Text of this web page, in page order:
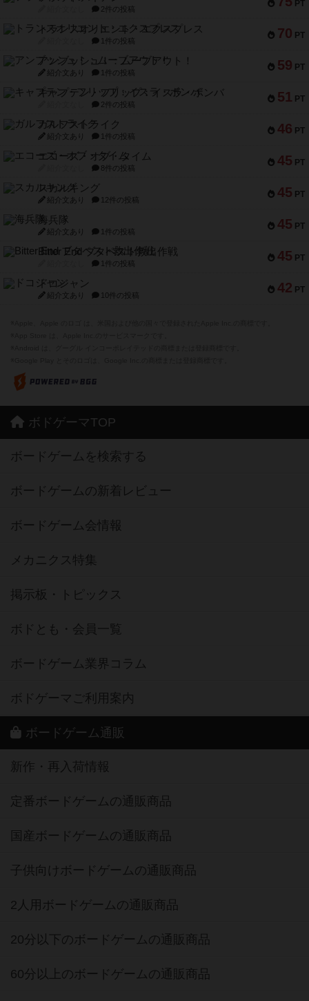
PT
2件の投稿
70 PT
トランスオリエント・エクスプレス
1件の投稿
59 PT
アンブッシュ！：ムーブアウト！
紹介文あり 1件の投稿
51 PT
キャプテン・フリップ：イスラ・ボンバ
2件の投稿
46 PT
ガルフストライク
紹介文あり 1件の投稿
45 PT
エコーズ・オブ・タイム
8件の投稿
45 PT
スカルキング
紹介文あり 12件の投稿
45 PT
海兵隊
紹介文あり 1件の投稿
45 PT
Bitter End ブタペスト救出作戦
1件の投稿
42 PT
ドコジャン
紹介文あり 10件の投稿
ボドゲーマTOP
ボードゲームを検索する
ボードゲームの新着レビュー
ボードゲーム会情報
メカニクス特集
掲示板・トピックス
ボドとも・会員一覧
ボードゲーム業界コラム
ボドゲーマご利用案内
ボードゲーム通販
新作・再入荷情報
定番ボードゲームの通販商品
国産ボードゲームの通販商品
子供向けボードゲームの通販商品
2人用ボードゲームの通販商品
20分以下のボードゲームの通販商品
60分以上のボードゲームの通販商品